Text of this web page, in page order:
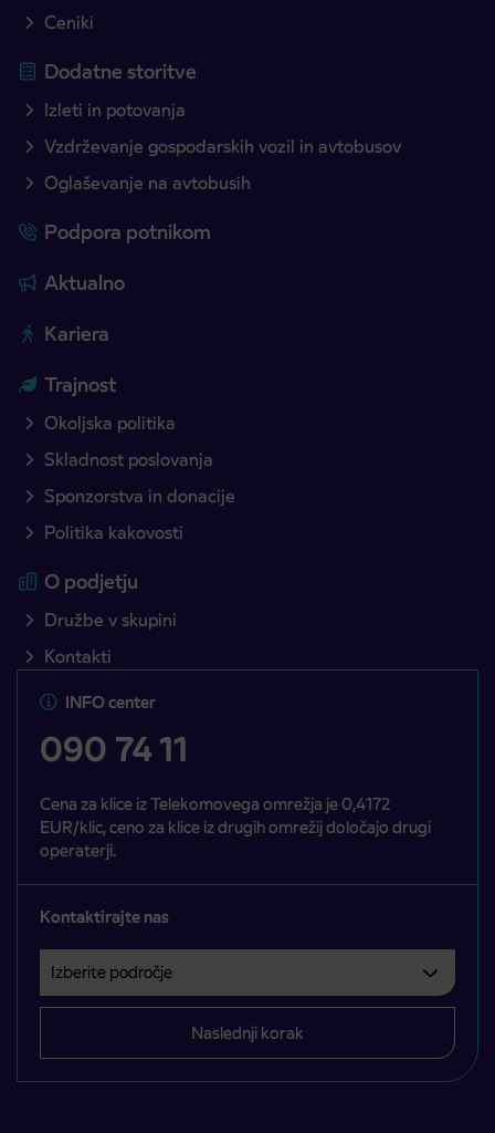
Ceniki
Dodatne storitve
Izleti in potovanja
Vzdrževanje gospodarskih vozil in avtobusov
Oglaševanje na avtobusih
Podpora potnikom
Aktualno
Kariera
Trajnost
Okoljska politika
Skladnost poslovanja
Sponzorstva in donacije
Politika kakovosti
O podjetju
Družbe v skupini
Kontakti
INFO center
090 74 11
Cena za klice iz Telekomovega omrežja je 0,4172
EUR/klic, ceno za klice iz drugih omrežij določajo drugi
operaterji.
Kontaktirajte nas
Izberite področje
Področje je obvezno izbrati.
Naslednji korak